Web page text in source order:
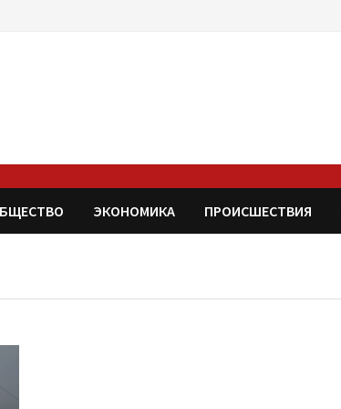
ЭКОНОМИКА ПРОИСШЕСТВИЯ